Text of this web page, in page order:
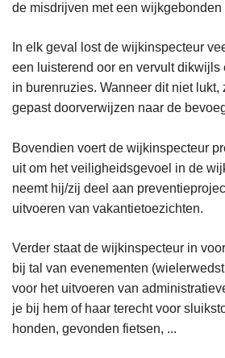
de misdrijven met een wijkgebonden
In elk geval lost de wijkinspecteur
een luisterend oor en vervult dikwijls
in burenruzies. Wanneer dit niet
gepast doorverwijzen naar de
Bovendien voert de wijkinspecteur
uit om het veiligheidsgevoel in de
neemt hij/zij deel aan
uitvoeren van vakantietoezichten.
Verder staat de wijkinspecteur in
bij tal van evenementen
voor het uitvoeren van
je bij hem of haar terecht voor
honden, gevonden fietsen, ...